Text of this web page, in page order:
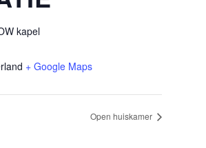
kapel
+ Google Maps
Open huiskamer